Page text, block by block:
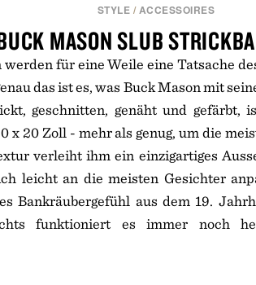
STYLE / ACCESSOIRES
MASON SLUB
für eine Weile eine Tatsache
das ist es, was Buck Mason mit
geschnitten, genäht und gefärbt,
x 20 Zoll - mehr als genug, um die
verleiht ihm ein einzigartiges
leicht an die meisten Gesichter
Bankräubergefühl aus dem 19.
funktioniert es immer noch